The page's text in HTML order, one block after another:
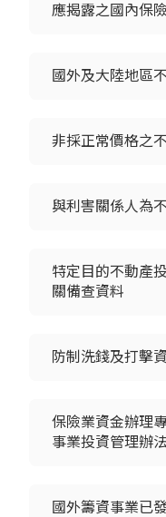
應揭露之國內保
國外及大陸地區
非採正常價格之
與利害關係人為
特定目的不動產
關備查資料
防制洗錢及打擊
保險業資金辦理
事業投資管理辦
國外籌資事業已